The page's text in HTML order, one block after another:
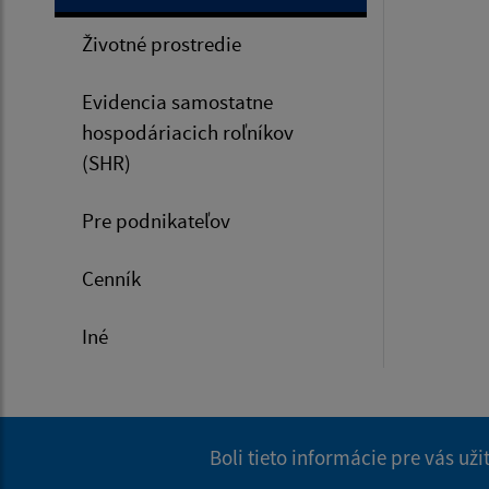
Životné prostredie
Evidencia samostatne
hospodáriacich roľníkov
(SHR)
Pre podnikateľov
Cenník
Iné
Boli tieto informácie pre vás